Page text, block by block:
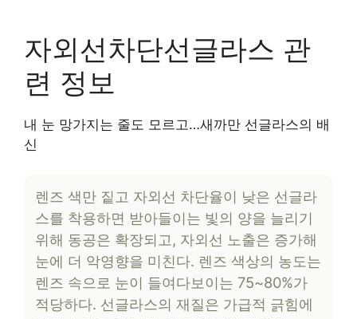
자외선차단선글라스 관
련 정보
내 눈 망가지는 줄도 모르고…새까만 선글라스의 배
신
렌즈 색만 짙고 자외선 차단율이 낮은 선글라
스를 착용하면 받아들이는 빛의 양을 늘리기
위해 동공은 확장되고, 자외선 노출은 증가해
눈에 더 악영향을 미친다. 렌즈 색상의 농도는
렌즈 속으로 눈이 들여다보이는 75~80%가
적당하다. 선글라스의 재질은 가급적 긁힘에